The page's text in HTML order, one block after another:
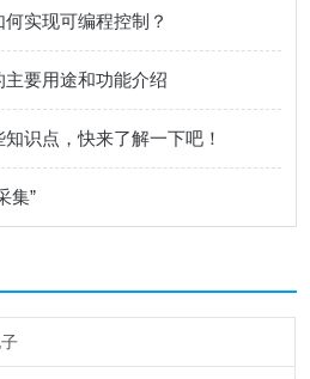
实现可编程控制？
要用途和功能介绍
识点，快来了解一下吧！
集”